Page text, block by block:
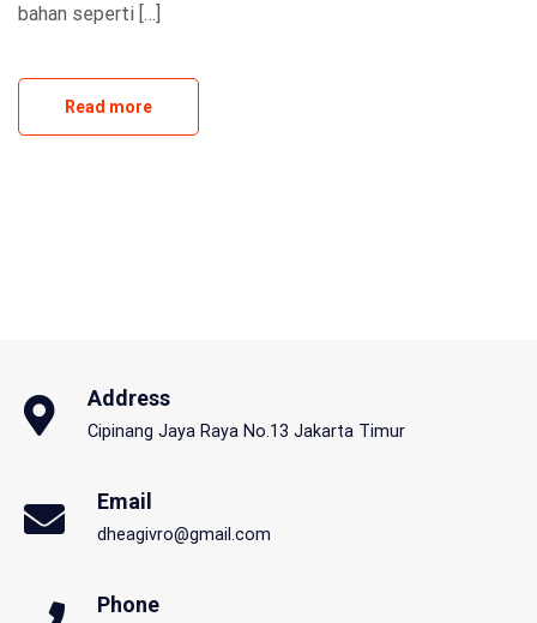
bahan seperti […]
Read more
Address
Cipinang Jaya Raya No.13 Jakarta Timur
Email
dheagivro@gmail.com
Phone